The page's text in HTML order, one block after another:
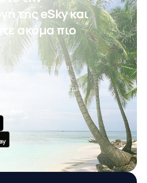
της eSky και
ακόμα πιο
κάθε μέρα:
διακοπές, city break
διαχείριση κρατήσεων
σημασία, στη